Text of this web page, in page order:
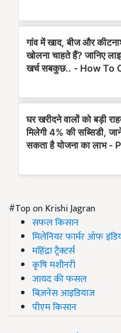
#Top on Krishi Jagran
सफल किसान
मिलेनियर फार्मर ऑफ
महिंद्रा ट्रैक्टर्स
कृषि मशीनरी
जायद की फसल
बिज़नेस आइडियाज
पीएम किसान